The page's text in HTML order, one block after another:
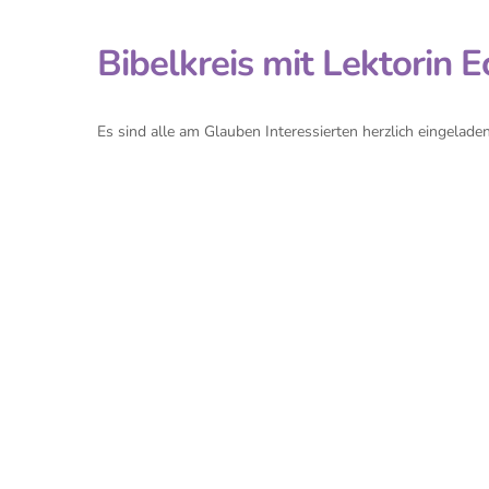
Bibelkreis mit Lektorin
Es sind alle am Glauben Interessierten herzlich